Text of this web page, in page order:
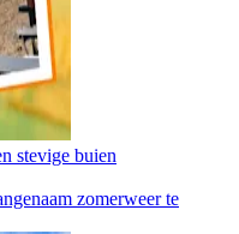
stevige buien
zomerweer te